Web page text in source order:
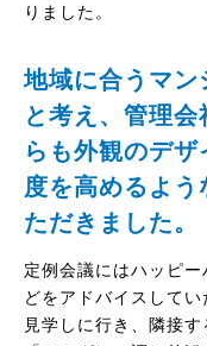
りました。
地域に合うマン
と考え、管理
らも外観のデ
度を高めるよ
ただきました。
定例会議にはハッピ
どをアドバイスして
見学しに行き、隣接